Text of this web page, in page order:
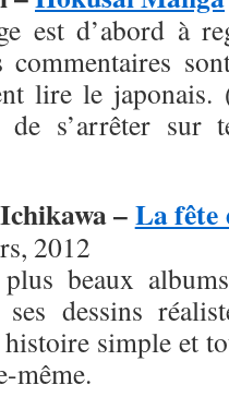
est d’abord à
commentaires
lire le
de s’arrêter sur
–La fête
2012
beaux
dessins
simple et
même.